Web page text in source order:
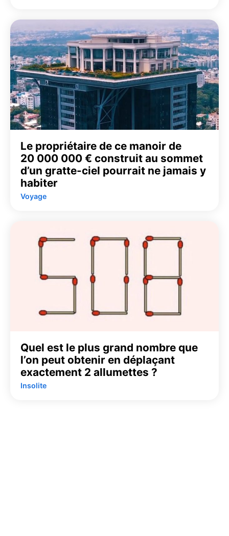
Le propriétaire de ce manoir de
20 000 000 € construit au sommet
d’un gratte-ciel pourrait ne jamais y
habiter
Voyage
Quel est le plus grand nombre que
l’on peut obtenir en déplaçant
exactement 2 allumettes ?
Insolite